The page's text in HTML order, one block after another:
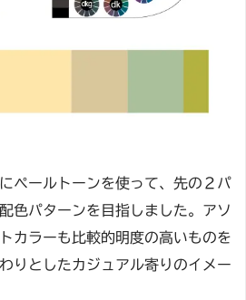
ペールトーンを使って、先の２パ
色パターンを目指しました。アソ
カラーも比較的明度の高いものを
りとしたカジュアル寄りのイメー